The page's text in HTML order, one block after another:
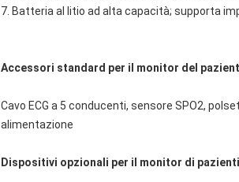
7. Batteria al litio ad alta capacità; supporta
Accessori standard per il monitor del
Cavo ECG a 5 conducenti, sensore SPO2,
alimentazione
Dispositivi opzionali per il monitor di